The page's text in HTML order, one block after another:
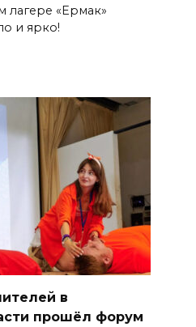
лагере «Ермак»
и ярко!
в
прошёл форум